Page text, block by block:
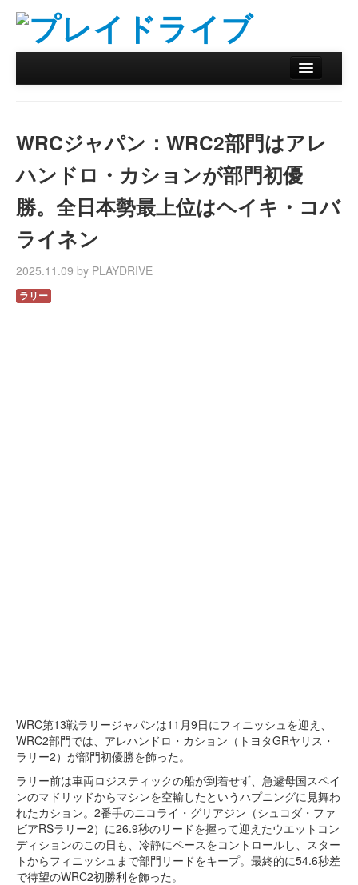
リザルトデータベース
バックナンバー
オンラインストア
WRCジャパン：WRC2部門はアレ
ハンドロ・カションが部門初優
勝。全日本勢最上位はヘイキ・コバ
ライネン
2025.11.09 by PLAYDRIVE
ラリー
WRC第13戦ラリージャパンは11月9日にフィニッシュを迎え、
WRC2部門では、アレハンドロ・カション（トヨタGRヤリス・
ラリー2）が部門初優勝を飾った。
ラリー前は車両ロジスティックの船が到着せず、急遽母国スペイ
ンのマドリッドからマシンを空輸したというハプニングに見舞わ
れたカション。2番手のニコライ・グリアジン（シュコダ・ファ
ビアRSラリー2）に26.9秒のリードを握って迎えたウエットコン
ディションのこの日も、冷静にペースをコントロールし、スター
トからフィニッシュまで部門リードをキープ。最終的に54.6秒差
で待望のWRC2初勝利を飾った。